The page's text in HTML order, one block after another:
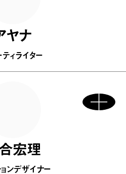
ヤナ
ティライター
宏理
ンデザイナー